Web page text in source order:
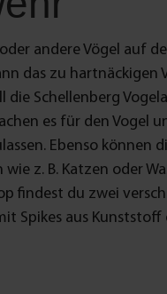
andere Vögel auf
das zu
die Schellenberg
es für den Vogel
Ebenso können
z. B. Katzen oder
findest du zwei
Spikes aus Kunststoff